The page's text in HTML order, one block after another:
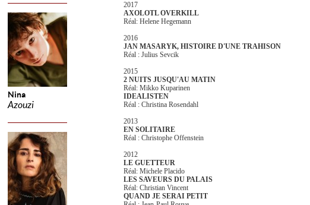
Nina
Azouzi
2017
AXOLOTL OVERKILL
Réal: Helene Hegemann
2016
JAN MASARYK, HISTOIRE D'UNE TRAHISON
Réal : Julius Sevcik
2015
2 NUITS JUSQU'AU MATIN
Réal: Mikko Kuparinen
IDEALISTEN
Réal : Christina Rosendahl
2013
EN SOLITAIRE
Réal : Christophe Offenstein
2012
LE GUETTEUR
Réal: Michele Placido
LES SAVEURS DU PALAIS
Réal: Christian Vincent
QUAND JE SERAI PETIT